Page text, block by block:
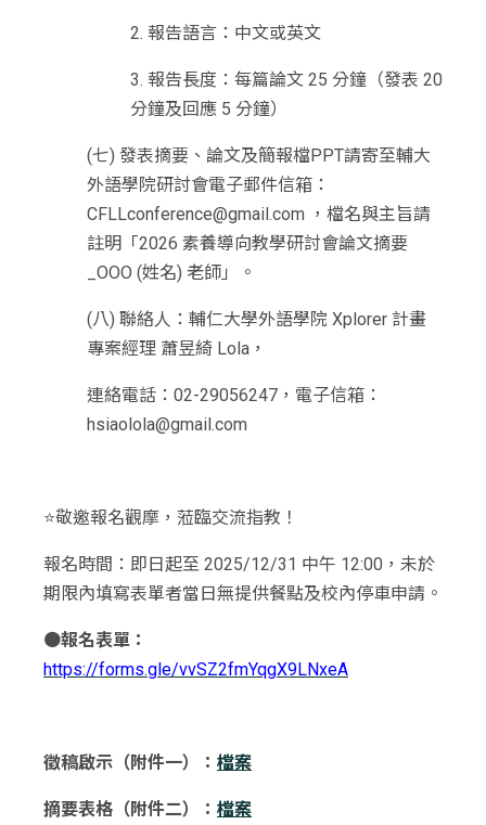
2. 報告語言：中文或英文
3. 報告長度：每篇論文 25 分鐘（發表 20
分鐘及回應 5 分鐘）
(七) 發表摘要、論文及簡報檔PPT請寄至輔大
外語學院研討會電子郵件信箱：
CFLLconference@gmail.com ，檔名與主旨請
註明「2026 素養導向教學研討會論文摘要
_OOO (姓名) 老師」。
(八) 聯絡人：輔仁大學外語學院 Xplorer 計畫
專案經理 蕭昱綺 Lola，
連絡電話：02-29056247，電子信箱：
hsiaolola@gmail.com
⭐️敬邀報名觀摩，蒞臨交流指教！
報名時間：即日起至 2025/12/31 中午 12:00，未於
期限內填寫表單者當日無提供餐點及校內停車申請。
🟠報名表單：
https://forms.gle/vvSZ2fmYqgX9LNxeA
徵稿啟示（附件一）： 檔案
摘要表格（附件二）： 檔案